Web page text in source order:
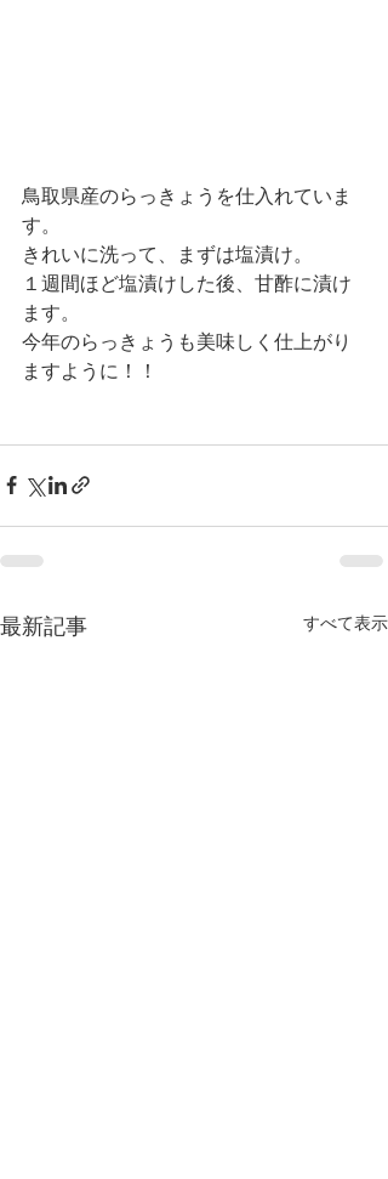
鳥取県産のらっきょうを仕入れていま
す。
きれいに洗って、まずは塩漬け。
１週間ほど塩漬けした後、甘酢に漬け
ます。
今年のらっきょうも美味しく仕上がり
ますように！！
最新記事 すべて表示